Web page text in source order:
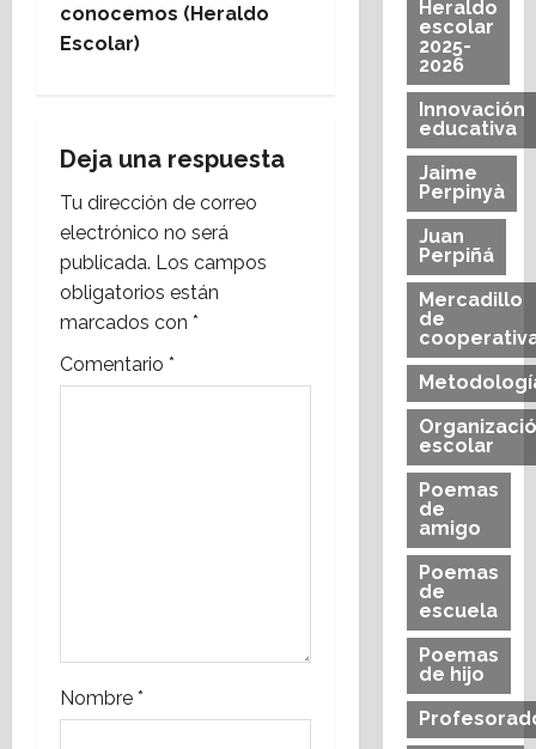
e
c
i
ó
n
d
a
d
conocemos (Heraldo
Escolar)
Deja una respuesta
Tu dirección de correo
electrónico no será
publicada. Los campos
obligatorios están
marcados con *
Comentario *
Nombre *
Heraldo
escolar
2025-
2026
Innovación
educativa
Jaime
Perpinyà
Juan
Perpiñá
Mercadillo
de
escolar
Poemas
de
amigo
Poemas
de
escuela
Poemas
de hijo